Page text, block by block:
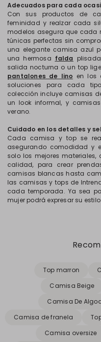
Adecuados para cada
Con sus productos de
feminidad y realzar cada
modelos asegura que cada
túnicas perfectas sin
una elegante camisa azul
una hermosa falda
salida nocturna o un top
pantalones de lino en los
soluciones para cada
colección incluye camisas
un look informal, y
verano.
Cuidado en los detalles y
Cada camisa y top se
asegurando comodidad y
solo los mejores
calidad, para crear
camisas blancas hasta
las camisas y tops de
cada temporada. Ya sea
mujer podrá expresar su
Top marron
Camisa Beige
Camisa De
Camisa de franela
Camisa oversize